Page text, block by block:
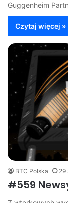
Guggenheim
Czytaj więcej »
BTC Polska 29
#559